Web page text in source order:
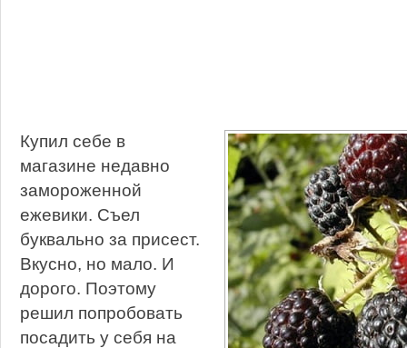
Купил себе в
магазине недавно
замороженной
ежевики. Съел
буквально за присест.
Вкусно, но мало. И
дорого. Поэтому
решил попробовать
посадить у себя на